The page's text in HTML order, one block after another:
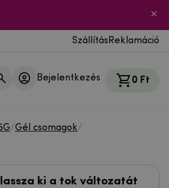
Szállítás Reklamáció
Bejelentkezés 0 Ft
/Gél csomagok/
ki a tok változatát